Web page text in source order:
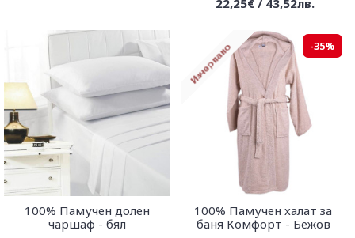
22,25€ / 43,52лв.
100% Памучен долен
чаршаф - бял
-35%
100% Памучен халат за
баня Комфорт - Бежов